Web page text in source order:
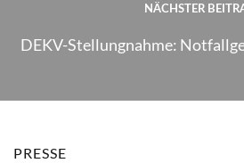
NÄCHSTER
DEKV-Stellungnahme:
PRESSE